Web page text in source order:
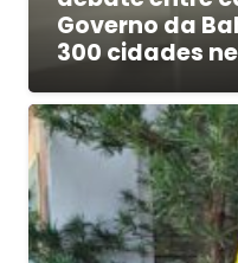
Governo da
300 cidades